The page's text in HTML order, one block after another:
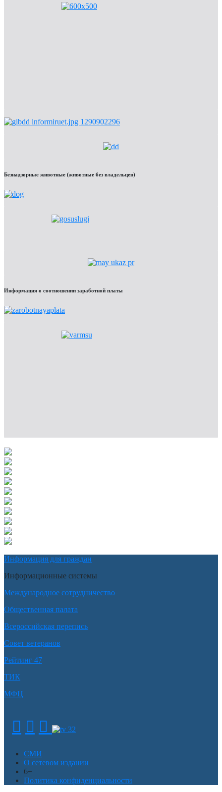
Безнадзорные животные (животные без владельцев)
Информация о соотношении заработной платы
Информация для граждан
Информационные системы
Международное сотрудничество
Общественная палата
Всероссийская перепись
Совет ветеранов
Рейтинг 47
ТИК
МФЦ
СМИ
О сетевом издании
6+
Политика конфиденциальности